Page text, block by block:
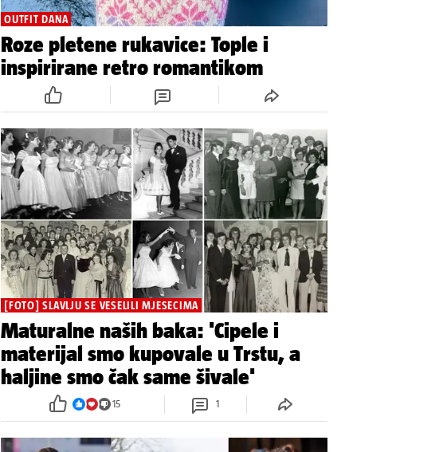
OUTFIT DANA
Roze pletene rukavice: Tople i
inspirirane retro romantikom
[FOTO] SLAVLJU SE VESELILI MJESECIMA
Maturalne naših baka: 'Cipele i
materijal smo kupovale u Trstu, a
haljine smo čak same šivale'
15 1